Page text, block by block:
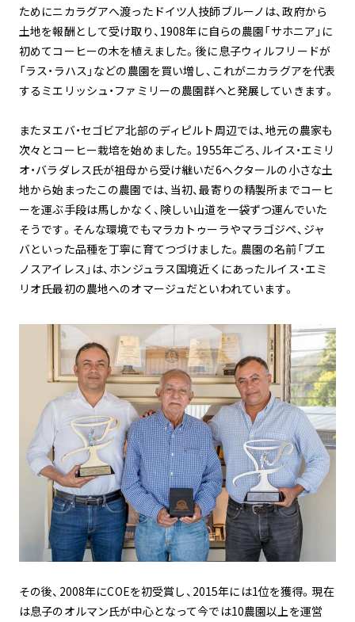
ためにニカラグアへ渡ったドイツ人技師ブルーノは、政府から
土地を報酬として受け取り、1908年に自らの農園「サホニア」に
初めてコーヒーの木を植えました。後に息子ウィルフリードが
「ラス・ラハス」などの農園を買い増し、これがニカラグアを代表
するミエリッシュ・ファミリーの農園群へと発展していきます。
またヌエバ・セゴビア北部のディピルト周辺では、地元の農家も
次々とコーヒー栽培を始めました。1955年ごろ、ルイス・エミリ
オ・バラダレス氏が祖母から受け継いだ6ヘクタールの小さな土
地から始まったこの農園では、当初、最寄りの精製所までコーヒ
ーを運ぶ手段は馬しかなく、険しい山道を一袋ずつ運んでいた
そうです。そんな環境でもマラカトゥーラやマラゴジペ、ジャ
バといった品種を丁寧に育てつづけました。農園の名前「ブエ
ノスアイレス」は、ホンジュラス国境近くにあったルイス・エミ
リオ氏最初の農地へのオマージュだといわれています。
その後、2008年にCOEを初受賞し、2015年には1位を獲得。現在
は息子のオルマン氏が中心となって今では10農園以上を運営